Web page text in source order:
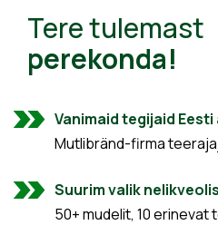
Tere tulemast
perekonda!
Vanimaid tegijaid
Mutlibränd-firma
Suurim valik
50+ mudelit, 10 erinevat